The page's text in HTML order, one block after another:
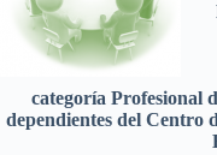
categoría Profesional
dependientes del Centro